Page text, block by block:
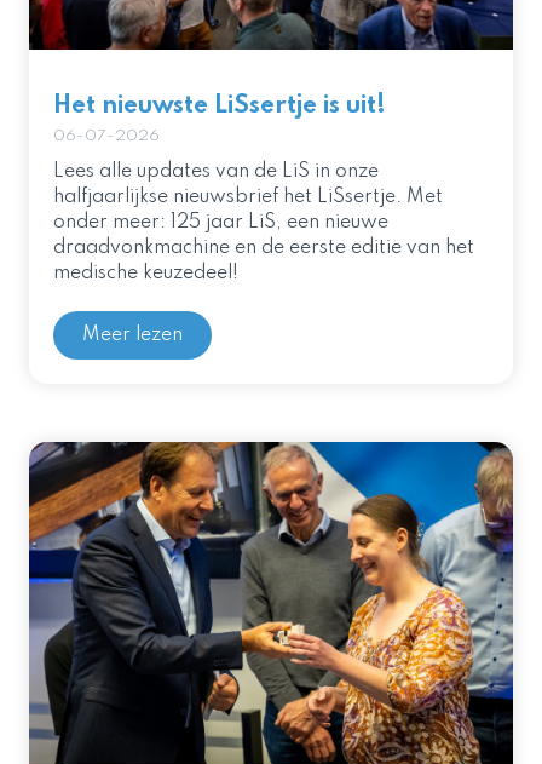
Het nieuwste LiSsertje is uit!
06-07-2026
Lees alle updates van de LiS in onze
halfjaarlijkse nieuwsbrief het LiSsertje. Met
onder meer: 125 jaar LiS, een nieuwe
draadvonkmachine en de eerste editie van het
medische keuzedeel!
Meer lezen